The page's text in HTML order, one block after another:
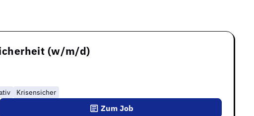
(w/m/d)
Krisensicher
Zum Job